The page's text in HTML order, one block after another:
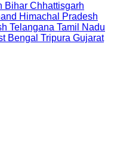
Bihar Chhattisgarh
Himachal Pradesh
Telangana Tamil Nadu
Bengal Tripura Gujarat